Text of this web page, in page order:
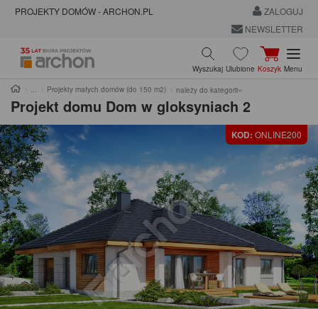
PROJEKTY DOMÓW - ARCHON.PL
ZALOGUJ
NEWSLETTER
Wyszukaj Ulubione Koszyk Menu
Projekty małych domów (do 150 m2) należy do kategorii
Projekt domu Dom w gloksyniach 2
KOD: ONLINE200